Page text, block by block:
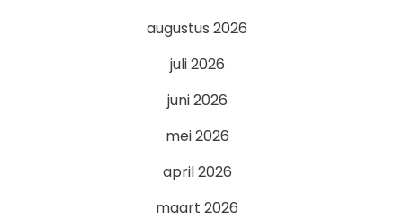
augustus 2026
juli 2026
juni 2026
mei 2026
april 2026
maart 2026